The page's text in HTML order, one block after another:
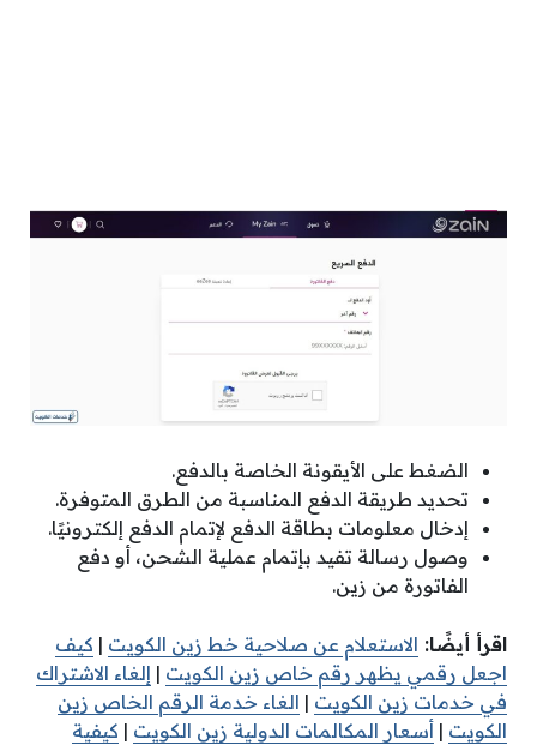
الضغط على الأيقونة الخاصة بالدفع.
تحديد طريقة الدفع المناسبة من الطرق المتوفرة.
إدخال معلومات بطاقة الدفع لإتمام الدفع إلكترونيًا.
وصول رسالة تفيد بإتمام عملية الشحن، أو دفع
الفاتورة من زين.
اقرأ أيضًا: الاستعلام عن صلاحية خط زين الكويت | كيف
اجعل رقمي يظهر رقم خاص زين الكويت | إلغاء الاشتراك
في خدمات زين الكويت | الغاء خدمة الرقم الخاص زين
الكويت | أسعار المكالمات الدولية زين الكويت | كيفية